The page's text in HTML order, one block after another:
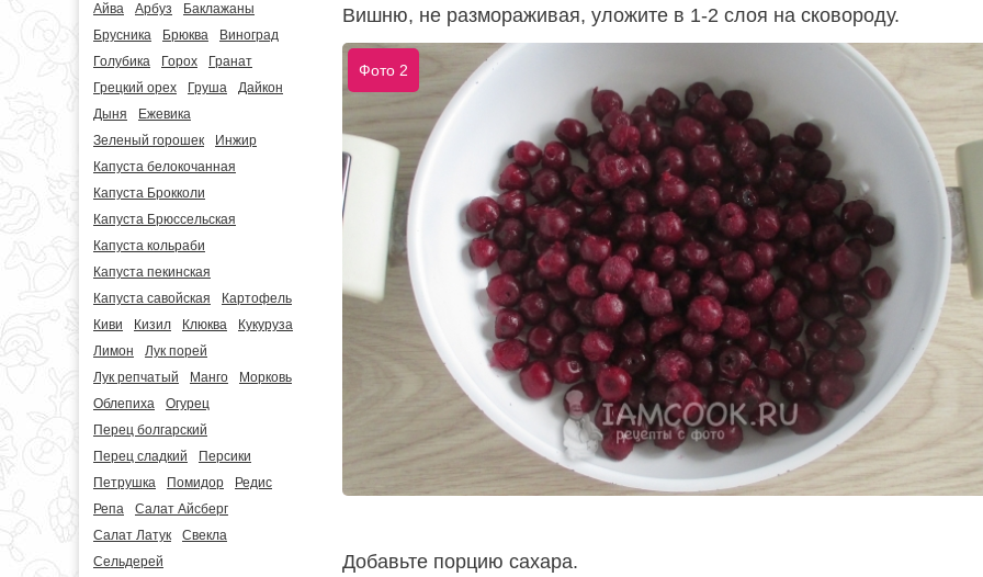
Айва Арбуз
Баклажаны
Брусника
Брюква
Виноград
Голубика
Горох
Гранат
Грецкий орех
Груша
Дайкон
Дыня
Ежевика
Зеленый горошек
Инжир
Капуста белокочанная
Капуста Брокколи
Капуста Брюссельская
Капуста кольраби
Капуста пекинская
Капуста савойская
Картофель
Киви
Кизил Клюква
Кукуруза
Лимон
Лук порей
Лук репчатый
Манго
Морковь
Облепиха
Огурец
Перец болгарский
Перец сладкий
Персики
Петрушка
Помидор
Редис
Репа
Салат Айсберг
Салат Латук
Свекла
Сельдерей
Вишню, не размораживая, уложите в 1-2 слоя на сковороду.
Фото 2
Добавьте порцию сахара.